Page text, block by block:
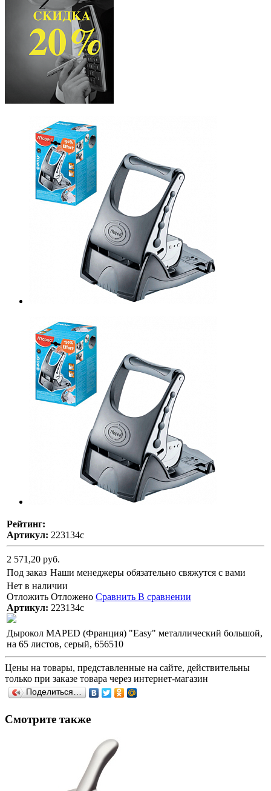
Рейтинг:
Артикул: 223134с
2 571,20 руб.
Под заказ Наши менеджеры обязательно свяжутся с вами
Нет в наличии
Отложить Отложено Сравнить В сравнении
Артикул: 223134с
Дырокол MAPED (Франция) "Easy" металлический большой,
на 65 листов, серый, 656510
Цены на товары, представленные на сайте, действительны
только при заказе товара через интернет-магазин
Поделиться…
Смотрите также